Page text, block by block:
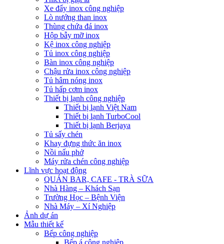
Xe đẩy inox công nghiệp
Lò nướng than inox
Thùng chứa đá inox
Hộp bẫy mỡ inox
Kệ inox công nghiệp
Tủ inox công nghiệp
Bàn inox công nghiệp
Chậu rửa inox công nghiệp
Tủ hâm nóng inox
Tủ hấp cơm inox
Thiết bị lạnh công nghiệp
Thiết bị lạnh Việt Nam
Thiết bị lạnh TurboCool
Thiết bị lạnh Berjaya
Tủ sấy chén
Khay đựng thức ăn inox
Nồi nấu phở
Máy rửa chén công nghiệp
Lĩnh vực hoạt động
QUÁN BAR, CAFE - TRÀ SỮA
Nhà Hàng – Khách Sạn
Trường Học – Bệnh Viện
Nhà Máy – Xí Nghiệp
Ảnh dự án
Mẫu thiết kế
Bếp công nghiệp
Bếp á công nghiệp